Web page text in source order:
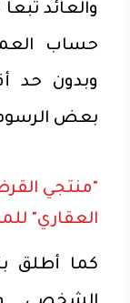
والعائد
حساب
وبدون حد
بعض
"منتجي
العقاري"
كما أطلق